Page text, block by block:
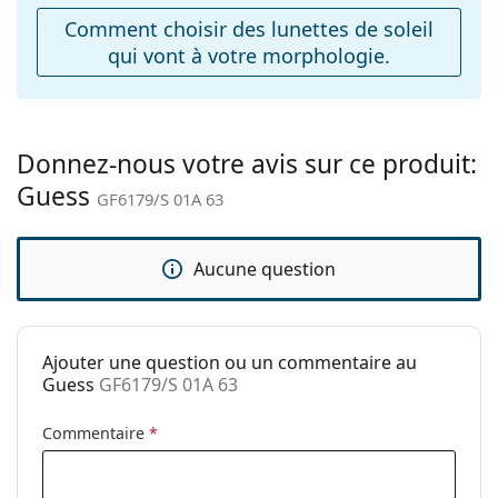
ajustables:
ressort:
Non
Étui:
Oui
Tissu de
Oui
Catégorie:
Lunettes de soleil
Marque:
Guess
Code:
Comment choisir des lunettes de soleil
qui vont à votre morphologie.
Donnez-nous votre avis sur ce produit:
Guess GF6179/S 01A 63
Aucune question
Ajouter une question ou un commentaire au
Guess GF6179/S 01A 63
Commentaire *